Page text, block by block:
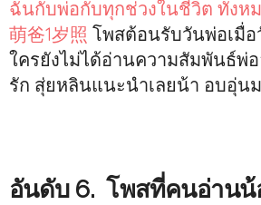
ฉันกับพ่อกับทุกช่วงในชีวิต ทั้งหม
萌爸1岁照 โพสต้อนรับวันพ่อเมื่
ใครยังไม่ได้อ่านความสัมพันธ์พ่
รัก สุ่ยหลินแนะนำเลยน้า อบอุ่น
อันดับ 6. โพสที่คนอ่านน้